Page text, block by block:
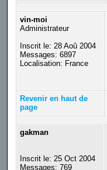
vin-moi
Administrateur
Inscrit le: 28 Aoû 2004
Messages: 6897
Localisation: France
Revenir en haut de
page
gakman
Inscrit le: 25 Oct 2004
Messages: 769